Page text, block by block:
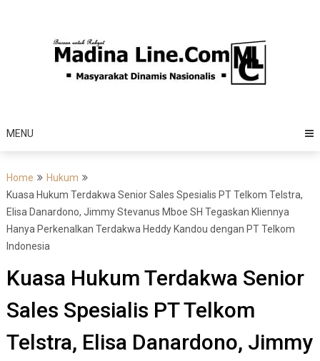
MENU
Home
Hukum
Kuasa Hukum Terdakwa Senior Sales Spesialis PT Telkom Telstra,
Elisa Danardono, Jimmy Stevanus Mboe SH Tegaskan Kliennya
Hanya Perkenalkan Terdakwa Heddy Kandou dengan PT Telkom
Indonesia
Kuasa Hukum Terdakwa Senior
Sales Spesialis PT Telkom
Telstra, Elisa Danardono, Jimmy